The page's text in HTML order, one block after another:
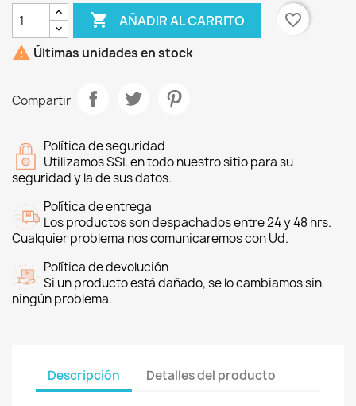
 AÑADIR AL CARRITO
favorite_border
 Últimas unidades en stock
Compartir
Política de seguridad
Utilizamos SSL en todo nuestro sitio para su
seguridad y la de sus datos.
Política de entrega
Los productos son despachados entre 24 y 48 hrs.
Cualquier problema nos comunicaremos con Ud.
Política de devolución
Si un producto está dañado, se lo cambiamos sin
ningún problema.
Descripción Detalles del producto